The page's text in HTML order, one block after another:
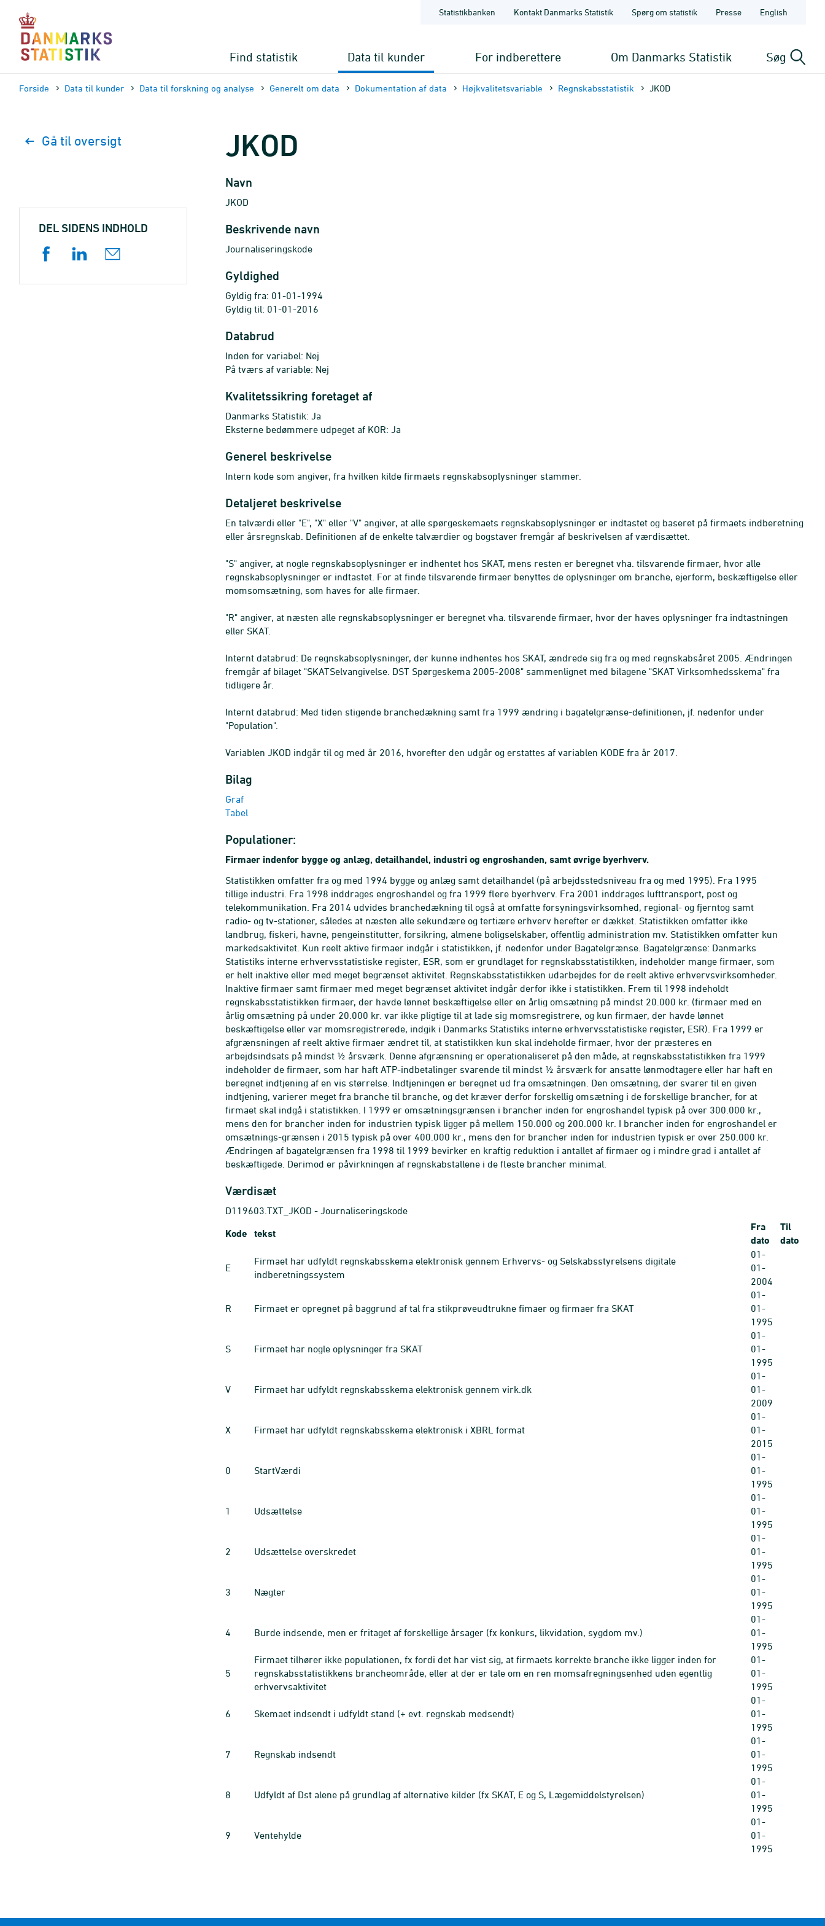
sidens
indhold
Statistikbanken Kontakt Danmarks Statistik Spørg om statistik Presse English
Find statistik Data til kunder For indberettere Om Danmarks Statistik Søg
Forside Data til kunder Data til forskning og analyse Generelt om data Dokumentation af data Højkvalitets­variable Regnskabsstatistik JKOD
JKOD
Navn
JKOD
Beskrivende navn
Journaliseringskode
Gyldighed
Gyldig fra: 01-01-1994
Gyldig til: 01-01-2016
Databrud
Inden for variabel: Nej
På tværs af variable: Nej
Kvalitetssikring foretaget af
Danmarks Statistik: Ja
Eksterne bedømmere udpeget af KOR: Ja
Generel beskrivelse
Intern kode som angiver, fra hvilken kilde firmaets regnskabsoplysninger stammer.
Detaljeret beskrivelse
En talværdi eller "E", "X" eller "V" angiver, at alle spørgeskemaets regnskabsoplysninger er indtastet og baseret på firmaets indberetning
eller årsregnskab. Definitionen af de enkelte talværdier og bogstaver fremgår af beskrivelsen af værdisættet.
"S" angiver, at nogle regnskabsoplysninger er indhentet hos SKAT, mens resten er beregnet vha. tilsvarende firmaer, hvor alle
regnskabsoplysninger er indtastet. For at finde tilsvarende firmaer benyttes de oplysninger om branche, ejerform, beskæftigelse eller
momsomsætning, som haves for alle firmaer.
"R" angiver, at næsten alle regnskabsoplysninger er beregnet vha. tilsvarende firmaer, hvor der haves oplysninger fra indtastningen
eller SKAT.
Internt databrud: De regnskabsoplysninger, der kunne indhentes hos SKAT, ændrede sig fra og med regnskabsåret 2005. Ændringen
fremgår af bilaget "SKATSelvangivelse. DST Spørgeskema 2005-2008" sammenlignet med bilagene "SKAT Virksomhedsskema" fra
tidligere år.
Internt databrud: Med tiden stigende branchedækning samt fra 1999 ændring i bagatelgrænse-definitionen, jf. nedenfor under
"Population".
Variablen JKOD indgår til og med år 2016, hvorefter den udgår og erstattes af variablen KODE fra år 2017.
Bilag
Graf
Tabel
Populationer:
Firmaer indenfor bygge og anlæg, detailhandel, industri og engroshanden, samt øvrige byerhverv.
Statistikken omfatter fra og med 1994 bygge og anlæg samt detailhandel (på arbejdsstedsniveau fra og med 1995). Fra 1995
tillige industri. Fra 1998 inddrages engroshandel og fra 1999 flere byerhverv. Fra 2001 inddrages lufttransport, post og
telekommunikation. Fra 2014 udvides branchedækning til også at omfatte forsyningsvirksomhed, regional- og fjerntog samt
radio- og tv-stationer, således at næsten alle sekundære og tertiære erhverv herefter er dækket. Statistikken omfatter ikke
landbrug, fiskeri, havne, pengeinstitutter, forsikring, almene boligselskaber, offentlig administration mv. Statistikken omfatter kun
markedsaktivitet. Kun reelt aktive firmaer indgår i statistikken, jf. nedenfor under Bagatelgrænse. Bagatelgrænse: Danmarks
Statistiks interne erhvervsstatistiske register, ESR, som er grundlaget for regnskabsstatistikken, indeholder mange firmaer, som
er helt inaktive eller med meget begrænset aktivitet. Regnskabsstatistikken udarbejdes for de reelt aktive erhvervsvirksomheder.
Inaktive firmaer samt firmaer med meget begrænset aktivitet indgår derfor ikke i statistikken. Frem til 1998 indeholdt
regnskabsstatistikken firmaer, der havde lønnet beskæftigelse eller en årlig omsætning på mindst 20.000 kr. (firmaer med en
årlig omsætning på under 20.000 kr. var ikke pligtige til at lade sig momsregistrere, og kun firmaer, der havde lønnet
beskæftigelse eller var momsregistrerede, indgik i Danmarks Statistiks interne erhvervsstatistiske register, ESR). Fra 1999 er
afgrænsningen af reelt aktive firmaer ændret til, at statistikken kun skal indeholde firmaer, hvor der præsteres en
arbejdsindsats på mindst ½ årsværk. Denne afgrænsning er operationaliseret på den måde, at regnskabsstatistikken fra 1999
indeholder de firmaer, som har haft ATP-indbetalinger svarende til mindst ½ årsværk for ansatte lønmodtagere eller har haft en
beregnet indtjening af en vis størrelse. Indtjeningen er beregnet ud fra omsætningen. Den omsætning, der svarer til en given
indtjening, varierer meget fra branche til branche, og det kræver derfor forskellig omsætning i de forskellige brancher, for at
firmaet skal indgå i statistikken. I 1999 er omsætningsgrænsen i brancher inden for engroshandel typisk på over 300.000 kr.,
mens den for brancher inden for industrien typisk ligger på mellem 150.000 og 200.000 kr. I brancher inden for engroshandel er
omsætnings-grænsen i 2015 typisk på over 400.000 kr., mens den for brancher inden for industrien typisk er over 250.000 kr.
Ændringen af bagatelgrænsen fra 1998 til 1999 bevirker en kraftig reduktion i antallet af firmaer og i mindre grad i antallet af
beskæftigede. Derimod er påvirkningen af regnskabstallene i de fleste brancher minimal.
Værdisæt
D119603.TXT_JKOD - Journaliseringskode
Kode tekst
Fra
dato
Til
dato
E
Firmaet har udfyldt regnskabsskema elektronisk gennem Erhvervs- og Selskabsstyrelsens digitale
indberetningssystem
01-
01-
2004
R Firmaet er opregnet på baggrund af tal fra stikprøveudtrukne fimaer og firmaer fra SKAT
01-
01-
1995
S Firmaet har nogle oplysninger fra SKAT
01-
01-
1995
V Firmaet har udfyldt regnskabsskema elektronisk gennem virk.dk
01-
01-
2009
X Firmaet har udfyldt regnskabsskema elektronisk i XBRL format
01-
01-
2015
0 StartVærdi
01-
01-
1995
1 Udsættelse
01-
01-
1995
2 Udsættelse overskredet
01-
01-
1995
3 Nægter
01-
01-
1995
4 Burde indsende, men er fritaget af forskellige årsager (fx konkurs, likvidation, sygdom mv.)
01-
01-
1995
5
Firmaet tilhører ikke populationen, fx fordi det har vist sig, at firmaets korrekte branche ikke ligger inden for
regnskabsstatistikkens brancheområde, eller at der er tale om en ren momsafregningsenhed uden egentlig
erhvervsaktivitet
01-
01-
1995
6 Skemaet indsendt i udfyldt stand (+ evt. regnskab medsendt)
01-
01-
1995
7 Regnskab indsendt
01-
01-
1995
8 Udfyldt af Dst alene på grundlag af alternative kilder (fx SKAT, E og S, Lægemiddelstyrelsen)
01-
01-
1995
9 Ventehylde
01-
01-
1995
Gå til oversigt
DEL SIDENS INDHOLD